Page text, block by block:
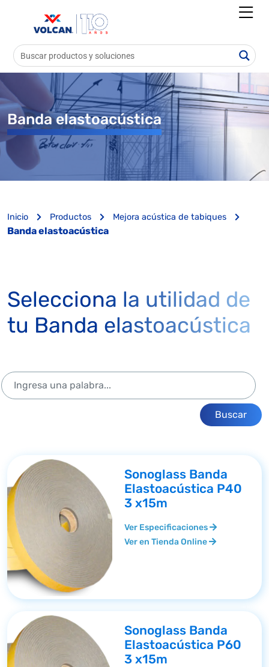
Banda elastoacústica
Inicio Productos Mejora acústica de tabiques
Banda elastoacústica
Selecciona la utilidad de
tu Banda elastoacústica
Buscar
Sonoglass Banda
Elastoacústica P40
3 x15m
Ver Especificaciones
Ver en Tienda Online
Sonoglass Banda
Elastoacústica P60
3 x15m